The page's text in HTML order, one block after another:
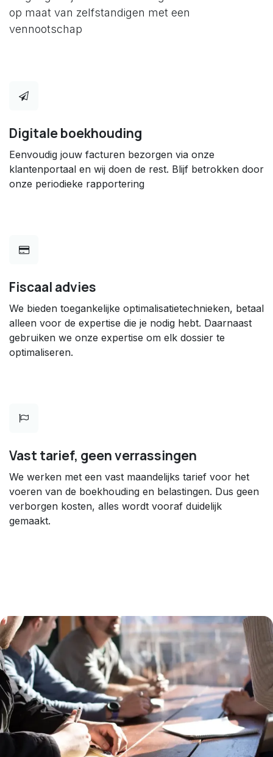
op maat van zelfstandigen met een
vennootschap
Digitale boekhouding
Eenvoudig jouw facturen bezorgen via onze
klantenportaal en wij doen de rest. Blijf betrokken door
onze periodieke rapportering
Fiscaal advies
We bieden toegankelijke optimalisatietechnieken, betaal
alleen voor de expertise die je nodig hebt. Daarnaast
gebruiken we onze expertise om elk dossier te
optimaliseren.
Vast tarief, geen verrassingen
We werken met een vast maandelijks tarief voor het
voeren van de boekhouding en belastingen. Dus geen
verborgen kosten, alles wordt vooraf duidelijk
gemaakt.